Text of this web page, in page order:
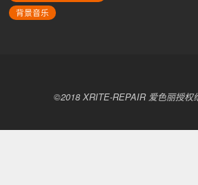
背景音乐
©2018 XRITE-REPAIR 爱色丽授权